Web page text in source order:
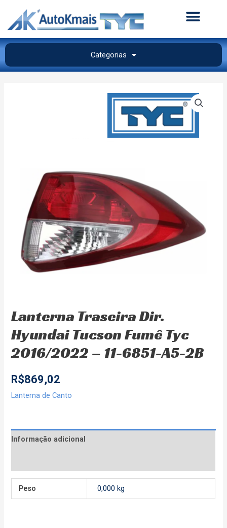
Categorias
Lanterna Traseira Dir.
Hyundai Tucson Fumê Tyc
2016/2022 – 11-6851-A5-2B
R$869,02
Lanterna de Canto
Informação adicional
Peso 0,000 kg